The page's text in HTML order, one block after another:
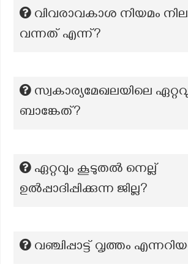
വിവരാവകാശ നിയമം
വന്നത് എന്ന്?
സ്വകാര്യമേഖലയിലെ
ബാങ്കേത്?
ഏറ്റവും കൂടുതല്‍ നെല്ല്
ഉല്‍പ്പാദിപ്പിക്കുന്ന ജില്ല?
വഞ്ചിപ്പാട്ട് വൃത്തം